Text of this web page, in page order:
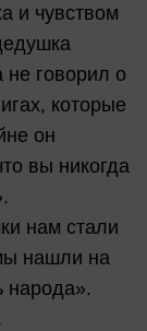
и чувством
не говорил о
которые
он
вы никогда
нам стали
нашли на
народа».